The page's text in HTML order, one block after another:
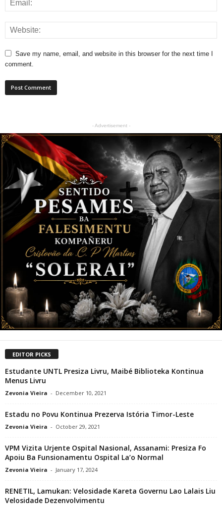
Save my name, email, and website in this browser for the next time I
comment.
- Advertisement -
EDITOR PICKS
Estudante UNTL Presiza Livru, Maibé Biblioteka Kontinua
Menus Livru
Zevonia Vieira - December 10, 2021
Estadu no Povu Kontinua Prezerva Istória Timor-Leste
Zevonia Vieira - October 29, 2021
VPM Vizita Urjente Ospital Nasional, Assanami: Presiza Fo
Apoiu Ba Funsionamentu Ospital La’o Normal
Zevonia Vieira - January 17, 2024
RENETIL, Lamukan: Velosidade Kareta Governu Lao Lalais Liu
Velosidade Dezenvolvimentu